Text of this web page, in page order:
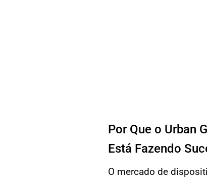
Por Que o Urban
Está Fazendo
O mercado de